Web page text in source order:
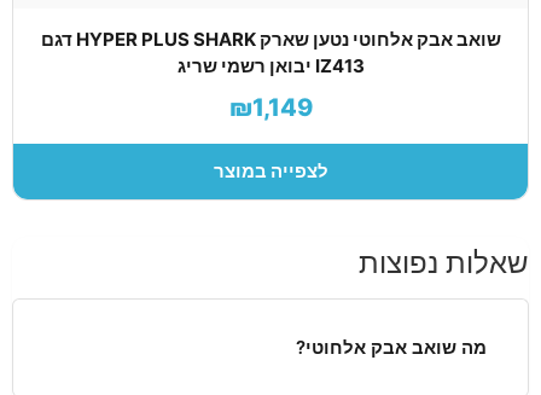
שואב אבק אלחוטי נטען שארק HYPER PLUS SHARK דגם
IZ413 יבואן רשמי שריג
₪1,149
לצפייה במוצר
שאלות נפוצות
מה שואב אבק אלחוטי?